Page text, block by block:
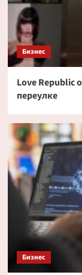
Бизнес
Love Republic
переулке
Бизнес